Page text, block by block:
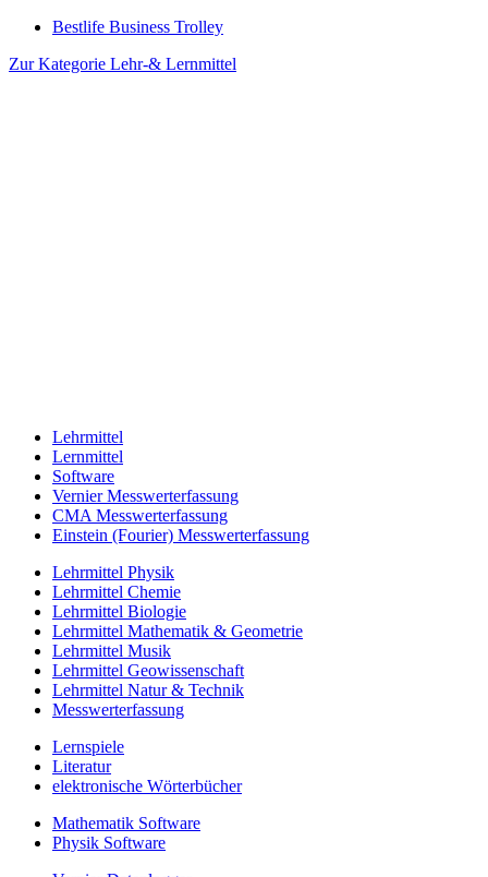
Bestlife Business Trolley
Zur Kategorie Lehr-& Lernmittel
Lehrmittel
Lernmittel
Software
Vernier Messwerterfassung
CMA Messwerterfassung
Einstein (Fourier) Messwerterfassung
Lehrmittel Physik
Lehrmittel Chemie
Lehrmittel Biologie
Lehrmittel Mathematik & Geometrie
Lehrmittel Musik
Lehrmittel Geowissenschaft
Lehrmittel Natur & Technik
Messwerterfassung
Lernspiele
Literatur
elektronische Wörterbücher
Mathematik Software
Physik Software